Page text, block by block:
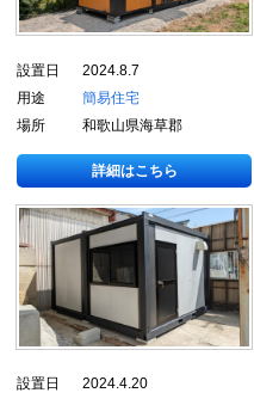
設置日
2024.8.7
用途
簡易住宅
場所
和歌山県海草郡
詳細はこちら
設置日
2024.4.20